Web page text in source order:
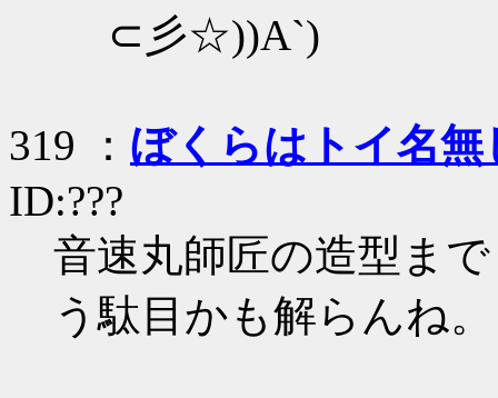
⊂彡☆))A`)
319 ： ぼくらはトイ名無
ID:???
音速丸師匠の造型ま
う駄目かも解らんね。